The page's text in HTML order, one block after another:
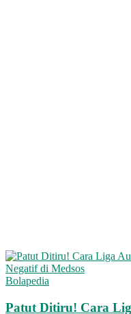
Bolapedia
Patut Ditiru! Cara